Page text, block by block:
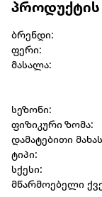
პროდუქტის
ბრენდი:
ფერი:
მასალა:
სეზონი:
ფიზიკური ზომა:
დამატებითი
ტიპი:
სქესი:
მწარმოებელი